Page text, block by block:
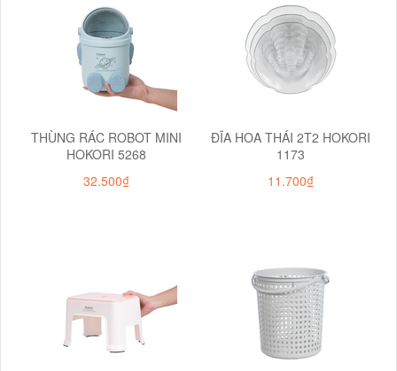
THÙNG RÁC ROBOT MINI
HOKORI 5268
32.500₫
ĐĨA HOA THÁI 2T2 HOKORI
1173
11.700₫